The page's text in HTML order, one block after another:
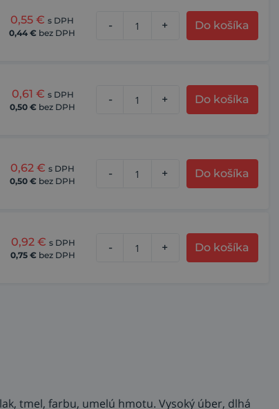
0,55 € s DPH
0,44 € bez DPH
- + Do košíka
0,61 € s DPH
0,50 € bez DPH
- + Do košíka
0,62 € s DPH
0,50 € bez DPH
- + Do košíka
0,92 € s DPH
0,75 € bez DPH
- + Do košíka
tmel, farbu, umelú hmotu. Vysoký úber, dlhá